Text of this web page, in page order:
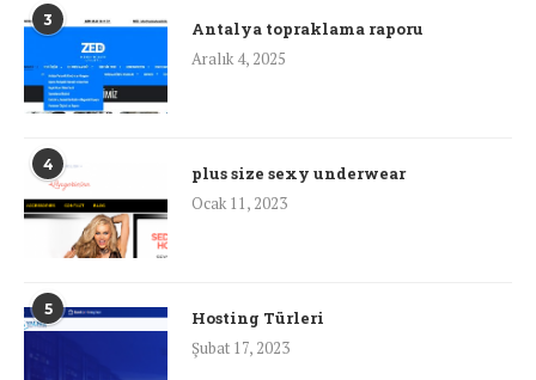
3
Antalya topraklama raporu
Aralık 4, 2025
4
plus size sexy underwear
Ocak 11, 2023
5
Hosting Türleri
Şubat 17, 2023